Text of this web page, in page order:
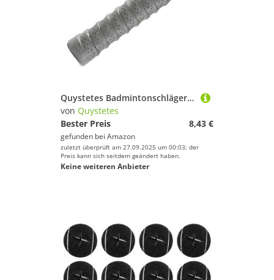
Quystetes Badmintonschläger schweißabsorbierendes Klebeband, klebriges Tennisschläger-Angelruten-Gummi, rutschfestes Badmintonband,
von Quystetes
Bester Preis
8,43 €
gefunden bei Amazon
zuletzt überprüft am 27.09.2025 um 00:03; der
Preis kann sich seitdem geändert haben.
Keine weiteren Anbieter